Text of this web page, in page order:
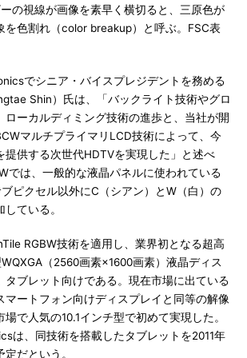
の視線が画像を素早く横切ると、三原色が
を色割れ（color breakup）と呼ぶ。FSC表
でシニア・バイスプレジデントを務める
Shin）氏は、「バックライト技術やグロ
ローカルディミング技術の進歩と、当社が開
マルチプライマリLCD技術によって、今
提供する次世代HDTVを実現した」と述べ
では、一般的な液晶パネルに使われている
ピクセル以外にC（シアン）とW（白）の
ている。
RGBW技術を適用し、業界初となる超高
（2560画素×1600画素）液晶ディス
タブレット向けである。現在市場に出ている
マートフォン向けディスプレイと同等の解像
で人気の10.1インチ型で初めて実現した。
は、同技術を搭載したタブレットを2011年
だという。